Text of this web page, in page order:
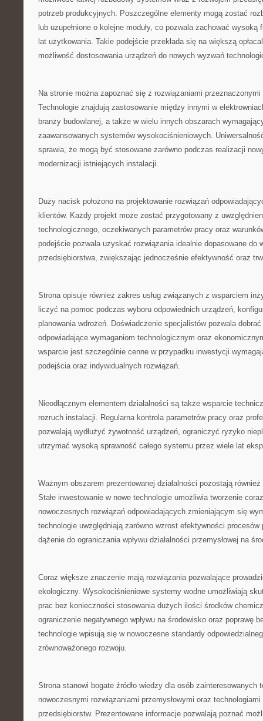
potrzeb produkcyjnych. Poszczególne elementy mogą zostać
lub uzupełnione o kolejne moduły, co pozwala zachować
lat użytkowania. Takie podejście przekłada się na większą
możliwość dostosowania urządzeń do nowych wyzwań
Na stronie można zapoznać się z rozwiązaniami przeznaczonymi
Technologie znajdują zastosowanie między innymi w
branży budowlanej, a także w wielu innych obszarach
zaawansowanych systemów wysokociśnieniowych.
sprawia, że mogą być stosowane zarówno podczas realizacji
modernizacji istniejących instalacji.
Duży nacisk położono na projektowanie rozwiązań
klientów. Każdy projekt może zostać przygotowany z
technologicznego, oczekiwanych parametrów pracy oraz
podejście pozwala uzyskać rozwiązania idealnie dopasowane do
przedsiębiorstwa, zwiększając jednocześnie efektywność oraz
Strona opisuje również zakres usług związanych z wsparciem
liczyć na pomoc podczas wyboru odpowiednich urządzeń,
planowania wdrożeń. Doświadczenie specjalistów pozwala
odpowiadające wymaganiom technologicznym oraz
wsparcie jest szczególnie cenne w przypadku inwestycji
podejścia oraz indywidualnych rozwiązań.
Nieodłącznym elementem działalności są także wsparcie
rozruch instalacji. Regularna kontrola parametrów pracy oraz
pozwalają wydłużyć żywotność urządzeń, ograniczyć ryzyko
utrzymać wysoką sprawność całego systemu przez wiele lat
Ważnym obszarem prezentowanej działalności pozostają
Stałe inwestowanie w nowe technologie umożliwia tworzenie
nowoczesnych rozwiązań odpowiadających zmieniającym się
technologie uwzględniają zarówno wzrost efektywności procesów
dążenie do ograniczania wpływu działalności przemysłowej na
Coraz większe znaczenie mają rozwiązania pozwalające
ekologiczny. Wysokociśnieniowe systemy wodne umożliwiają
prac bez konieczności stosowania dużych ilości środków
ograniczenie negatywnego wpływu na środowisko oraz poprawę
technologie wpisują się w nowoczesne standardy
zrównoważonego rozwoju.
Strona stanowi bogate źródło wiedzy dla osób zainteresowanych
nowoczesnymi rozwiązaniami przemysłowymi oraz
przedsiębiorstw. Prezentowane informacje pozwalają poznać